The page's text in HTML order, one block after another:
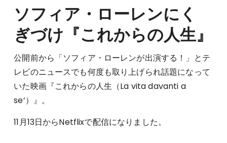
ソフィア・ローレンにく
ぎづけ『これからの人生』
公開前から「ソフィア・ローレンが出演する！」とテ
レビのニュースでも何度も取り上げられ話題になって
いた映画『これからの人生（La vita davanti a
se’）』。
11月13日からNetflixで配信になりました。